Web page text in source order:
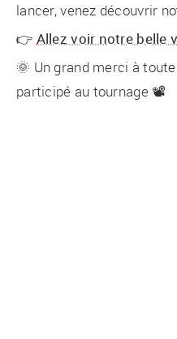
lancer, venez découvrir
👉 Allez voir notre belle
🌞 Un grand merci à
participé au tournage 📽️